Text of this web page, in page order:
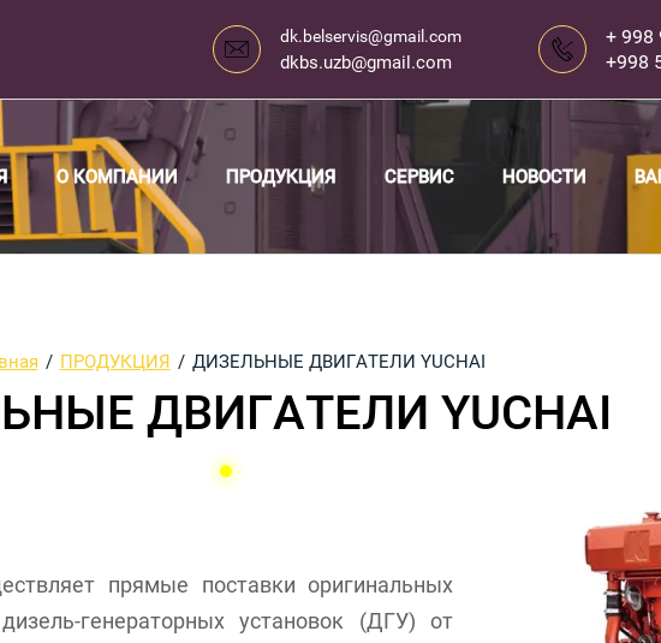
dk.belservis@gmail.com
dkbs.uzb@gmail.com
+ 998
+998
О КОМПАНИИ ПРОДУКЦИЯ СЕРВИС НОВОСТИ
/ ПРОДУКЦИЯ / ДИЗЕЛЬНЫЕ ДВИГАТЕЛИ YUCHAI
ДВИГАТЕЛИ YUCHAI
прямые поставки оригинальных
генераторных установок (ДГУ) от